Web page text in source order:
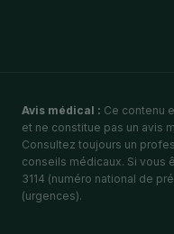
Avis médical : Ce contenu
et ne constitue pas un avis
Consultez toujours un
conseils médicaux. Si vous
3114 (numéro national de
(urgences).